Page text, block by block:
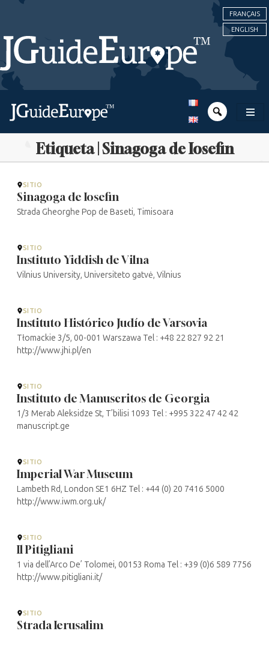
FRANÇAIS
ENGLISH
Etiqueta | Sinagoga de Iosefin
SITIO
Sinagoga de Iosefin
Strada Gheorghe Pop de Baseti, Timisoara
SITIO
Instituto Yiddish de Vilna
Vilnius University, Universiteto gatvė, Vilnius
SITIO
Instituto Histórico Judío de Varsovia
Tłomackie 3/5, 00-001 Warszawa Tel : +48 22 827 92 21
http://www.jhi.pl/en
SITIO
Instituto de Manuscritos de Georgia
1/3 Merab Aleksidze St, T’bilisi 1093 Tel : +995 322 47 42 42
manuscript.ge
SITIO
Imperial War Museum
Lambeth Rd, London SE1 6HZ Tel : +44 (0) 20 7416 5000
http://www.iwm.org.uk/
SITIO
Il Pitigliani
1 via dell’Arco De’ Tolomei, 00153 Roma Tel : +39 (0)6 589 7756
http://www.pitigliani.it/
SITIO
Strada Ierusalim